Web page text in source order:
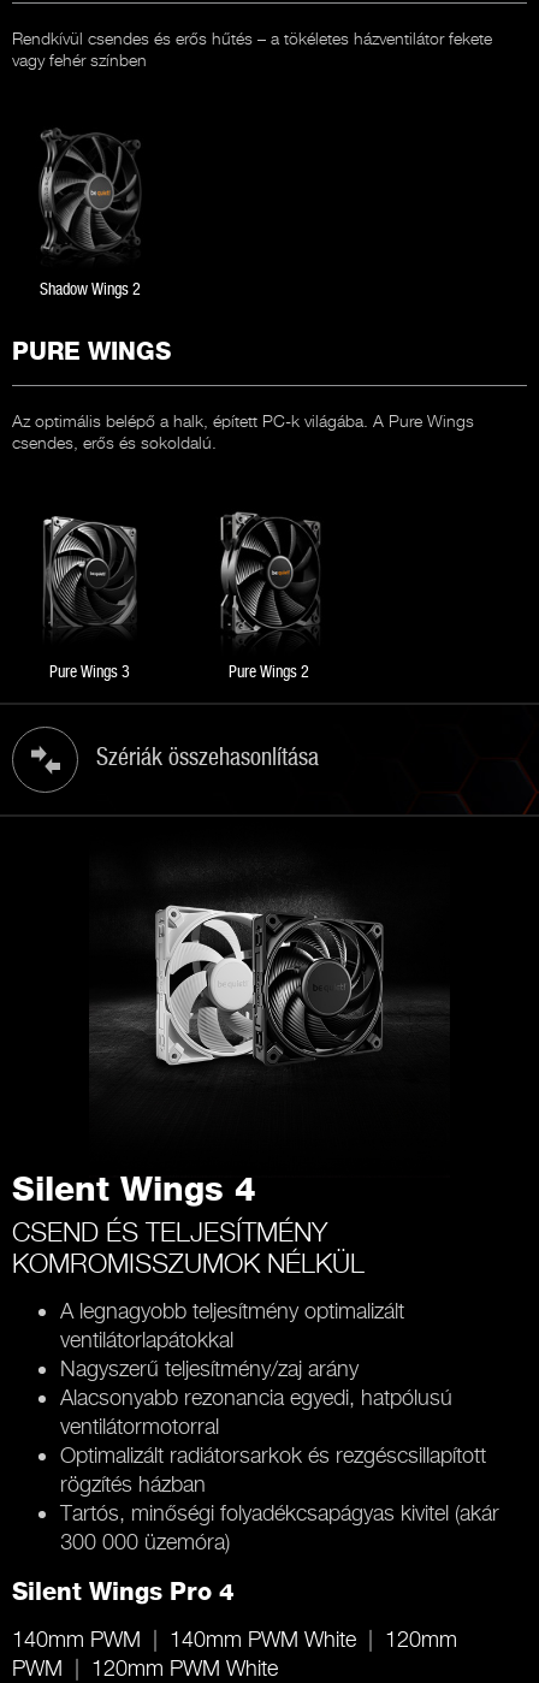
Rendkívül csendes és erős hűtés – a tökéletes házventilátor fekete
vagy fehér színben
Shadow Wings 2
PURE WINGS
Az optimális belépő a halk, épített PC-k világába. A Pure Wings
csendes, erős és sokoldalú.
Pure Wings 3 Pure Wings 2
Szériák összehasonlítása
Silent Wings 4
CSEND ÉS TELJESÍTMÉNY
KOMROMISSZUMOK NÉLKÜL
A legnagyobb teljesítmény optimalizált
ventilátorlapátokkal
Nagyszerű teljesítmény/zaj arány
Alacsonyabb rezonancia egyedi, hatpólusú
ventilátormotorral
Optimalizált radiátorsarkok és rezgéscsillapított
rögzítés házban
Tartós, minőségi folyadékcsapágyas kivitel (akár
300 000 üzemóra)
Silent Wings Pro 4
140mm PWM 140mm PWM White
120mm
PWM
120mm PWM White